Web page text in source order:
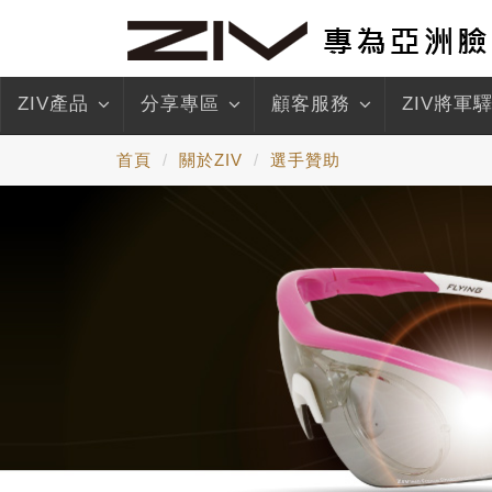
ZIV產品 分享專區 顧客服務 ZIV將軍
首頁 關於ZIV 選手贊助